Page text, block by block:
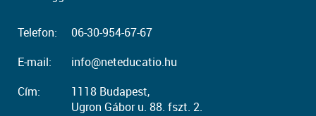
Telefon:
06-30-954-67-67
E-mail:
info@neteducatio.hu
Cím:
1118 Budapest,
Ugron Gábor u. 88. fszt. 2.